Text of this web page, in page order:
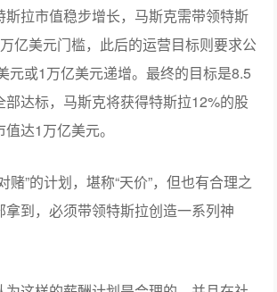
股票。
销售1200万辆电动车；卖出100万个人
并运营100万辆自动驾驶出租车；智能
达到1000万；公司调整后收益增加20
拉市值稳步增长，马斯克需带领特斯
亿美元门槛，此后的运营目标则要求公